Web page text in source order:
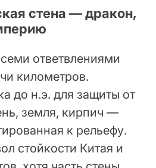
стена — дракон,
ответвлениями
километров.
до н.э. для защиты от
земля, кирпич —
к рельефу.
стойкости Китая и